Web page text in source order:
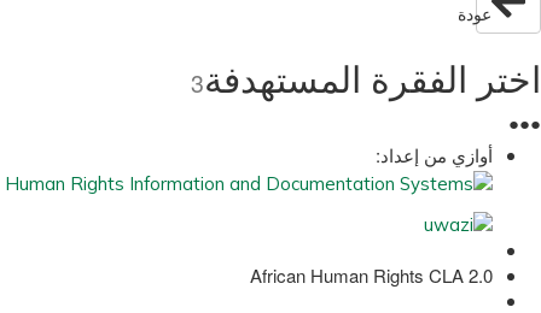
عودة
اختر الفقرة المستهدفة3
●
●
●
أوازي من إعداد:
African Human Rights CLA 2.0